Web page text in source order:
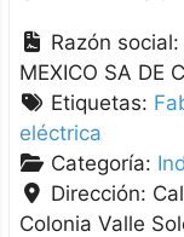
Razón social:
MEXICO SA DE
Etiquetas:
eléctrica
Categoría:
Dirección:
Colonia Valle